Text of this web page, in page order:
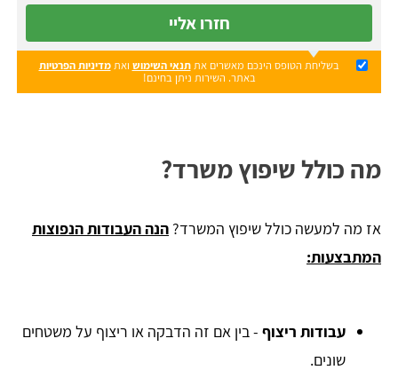
חזרו אליי
בשליחת הטופס הינכם מאשרים אתתנאי השימוש ואתמדיניות הפרטיות
באתר. השירות ניתן בחינם!
מה כולל שיפוץ משרד?
אז מה למעשה כולל שיפוץ המשרד? הנה העבודות הנפוצות
המתבצעות:
עבודות ריצוף - בין אם זה הדבקה או ריצוף על משטחים
שונים.